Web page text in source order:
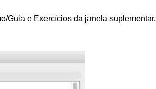
Guia e Exercícios da janela suplementar.